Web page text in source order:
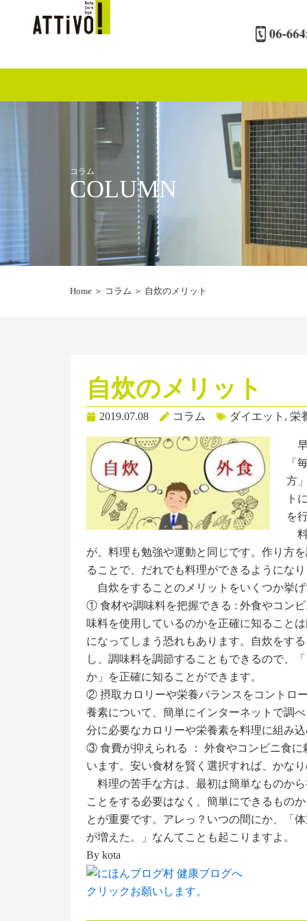
コラム
COLUMN
Home ＞ コラム ＞ 自炊のメリット
自炊のメリット
2019.07.08 コラム ダイエット , 栄
早
「
方
ト
を
料
が、料理も勉強や運動と同じです。作り方
ることで、だれでも料理ができるようになり
自炊をすることのメリットをいくつか挙げ
① 食材や調味料を把握できる : 外食やコン
味料を使用しているのかを正確に知ること
になってしまう恐れもあります。自炊をす
し、調味料を調節することもできるので、
か」を正確に知ることができます。
② 摂取カロリーや栄養バランスをコントロ
養素について、簡単にインターネットで調
分に必要なカロリーや栄養素を料理に組み込
③ 食費が抑えられる ： 外食やコンビニ食
います。安い食材を賢く選択すれば、かな
料理の苦手な方は、最初は簡単なものか
ことをする必要はなく、簡単にできるもの
とが重要です。アレっ？いつの間にか、「
が増えた。」なんてことも起こりますよ。
By kota
クリックお願いします。